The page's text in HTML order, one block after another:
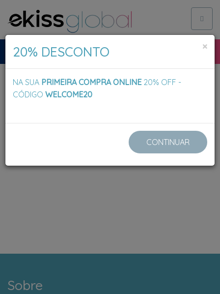
Sobre
×
20% DESCONTO
NA SUA PRIMEIRA COMPRA ONLINE20% OFF -
CÓDIGO WELCOME20
CONTINUAR